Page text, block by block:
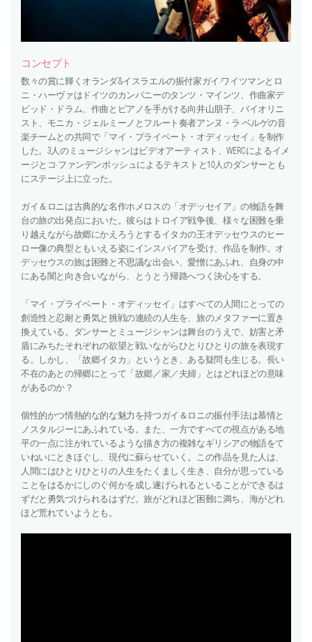
contact
コンセプト
数々の賞に輝くオランダ&イスラエルの振付家ガイ·ワイツマンとロ
ニ・ハーヴァはドイツのカンパニーのタンツ・マインツ、作曲家デ
ビッド・ドラム、作曲とピアノを手がける向井山朋子、バイオリニ
スト、モニカ・ジェルミーノとフルート奏者アンヌ・ラ·ベルゲの音
楽チームとの共同で「マイ・プライベート・オディッセイ」を制作
した。3人のミュージシャンはビデオアーティスト、WERCによるイメ
ージとコ·ファンデンボッシュによるテキストと10人のダンサーとも
にステージ上に立った。
ガイ＆ロニは古典的な名作ホメロスの「オデッセイア」の物語を舞
台の旅の出発点においた。彼らはトロイア戦争後、様々な困難を乗
り越えながら故郷にかえろうとするイタカの王オデッセウスのヒー
ロー像の典型ともいえる姿にインスパイアを受け、作品を制作。オ
デッセウスの旅は困難と不思議な出会い、愛憎にあふれ、自身の中
にある闇と向き合いながら、とうとう帰路へつく決心をする。
「マイ・プライベート・オディッセイ」はすべての人間にとっての
創造性と忍耐と勇気と挑戦の連続の人生を、旅のメタファーに置き
換えている。ダンサーとミュージシャンは舞台のうえで、妨害と矛
盾にみちたそれぞれの欲望と戦いながらひとりひとりの旅を表現す
る。しかし、「故郷イタカ」というとき、ある疑問も生じる。長い
不在のあとの帰郷にとって「故郷／家／夫婦」とはどれほどの意味
があるのか？
個性的かつ情熱的な的な魅力を持つガイ＆ロニの振付手法は慕情と
ノスタルジーにあふれている。また、一方ですべての視点がある地
平の一点に注がれているような描き方の複雑なギリシアの物語をて
いねいにときほぐし、現代に蘇らせていく。この作品を見た人は、
人間にはひとりひとりの人生をたくましく生き、自分が思っている
ことをはるかにしのぐ何かを成し遂げられるといることができるは
ずだと勇気づけられるはずだ。旅がどれほど困難に満ち、海がどれ
ほど荒れていようとも。